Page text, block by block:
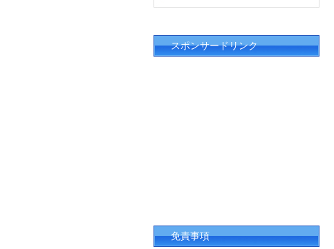
スポンサードリンク
免責事項